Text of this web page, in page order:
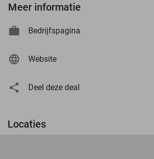
Meer informatie
Bedrijfspagina
Website
Deel deze deal
Locaties